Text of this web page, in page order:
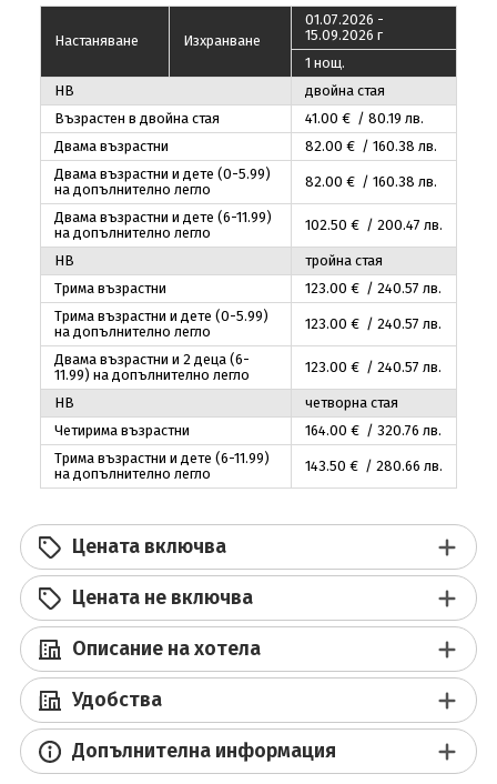
Настаняване Изхранване
01.07.2026 -
15.09.2026 г
1 нощ.
HB
двойна стая
Възрастен в двойна стая
41.00 € / 80.19 лв.
Двама възрастни
82.00 € / 160.38 лв.
Двама възрастни и дете (0-5.99)
на допълнително легло
82.00 € / 160.38 лв.
Двама възрастни и дете (6-11.99)
на допълнително легло
102.50 € / 200.47 лв.
HB
тройна стая
Трима възрастни
123.00 € / 240.57 лв.
Трима възрастни и дете (0-5.99)
на допълнително легло
123.00 € / 240.57 лв.
Двама възрастни и 2 деца (6-
11.99) на допълнително легло
123.00 € / 240.57 лв.
HB
четворна стая
Четирима възрастни
164.00 € / 320.76 лв.
Трима възрастни и дете (6-11.99)
на допълнително легло
143.50 € / 280.66 лв.
Цената включва
Цената не включва
Описание на хотела
Удобства
Допълнителна информация